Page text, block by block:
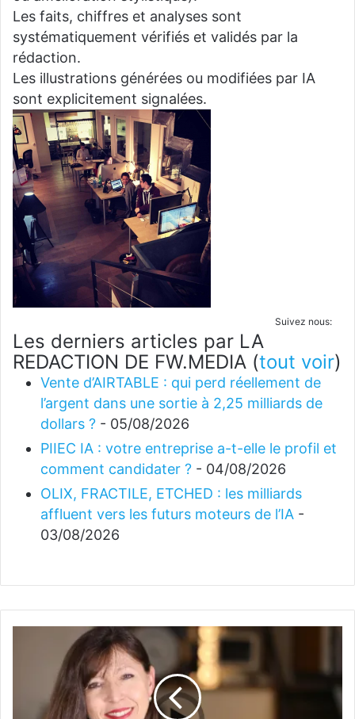
Les faits, chiffres et analyses sont
systématiquement vérifiés et validés par la
rédaction.
Les illustrations générées ou modifiées par IA
sont explicitement signalées.
Suivez nous:
Les derniers articles par LA
REDACTION DE FW.MEDIA (tout voir)
Vente d’AIRTABLE : qui perd réellement de
l’argent dans une sortie à 2,25 milliards de
dollars ? - 05/08/2026
PIIEC IA : votre entreprise a-t-elle le profil et
comment candidater ? - 04/08/2026
OLIX, FRACTILE, ETCHED : les milliards
affluent vers les futurs moteurs de l’IA -
03/08/2026